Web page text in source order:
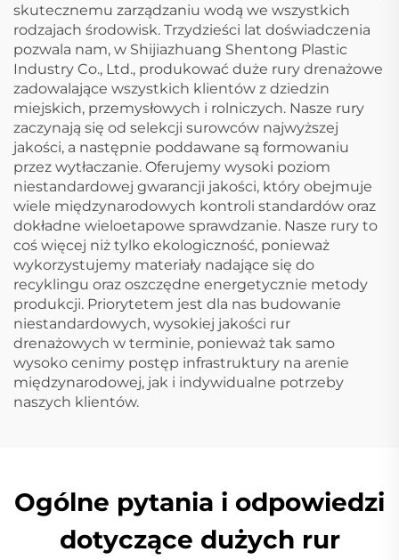
skutecznemu zarządzaniu wodą we wszystkich
rodzajach środowisk. Trzydzieści lat doświadczenia
pozwala nam, w Shijiazhuang Shentong Plastic
Industry Co., Ltd., produkować duże rury drenażowe
zadowalające wszystkich klientów z dziedzin
miejskich, przemysłowych i rolniczych. Nasze rury
zaczynają się od selekcji surowców najwyższej
jakości, a następnie poddawane są formowaniu
przez wytłaczanie. Oferujemy wysoki poziom
niestandardowej gwarancji jakości, który obejmuje
wiele międzynarodowych kontroli standardów oraz
dokładne wieloetapowe sprawdzanie. Nasze rury to
coś więcej niż tylko ekologiczność, ponieważ
wykorzystujemy materiały nadające się do
recyklingu oraz oszczędne energetycznie metody
produkcji. Priorytetem jest dla nas budowanie
niestandardowych, wysokiej jakości rur
drenażowych w terminie, ponieważ tak samo
wysoko cenimy postęp infrastruktury na arenie
międzynarodowej, jak i indywidualne potrzeby
naszych klientów.
Ogólne pytania i odpowiedzi
dotyczące dużych rur